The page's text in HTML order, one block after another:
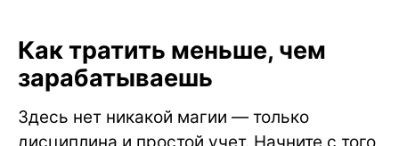
Как тратить меньше, чем
зарабатываешь
Здесь нет никакой магии — только